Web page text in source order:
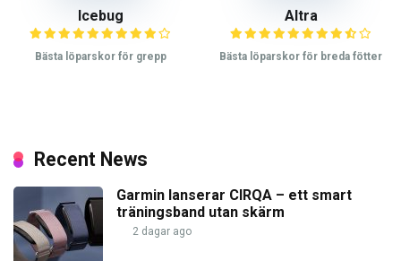
Icebug
Bästa löparskor för grepp
Altra
Bästa löparskor för breda fötter
Recent News
Garmin lanserar CIRQA – ett smart
träningsband utan skärm
2 dagar ago